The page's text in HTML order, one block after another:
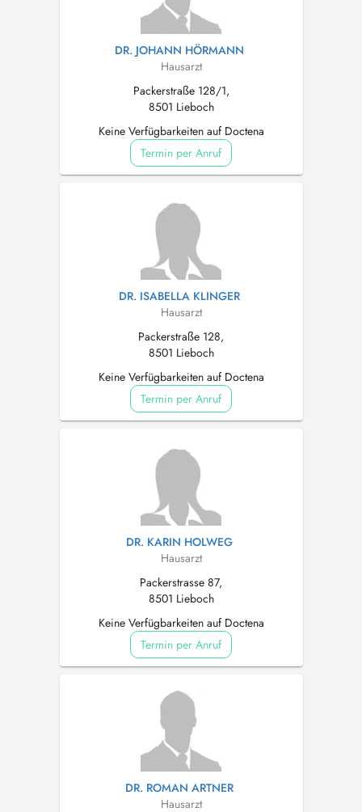
DR. JOHANN HÖRMANN
Hausarzt
Packerstraße 128/1,
8501 Lieboch
Keine Verfügbarkeiten auf Doctena
Termin per Anruf
DR. ISABELLA KLINGER
Hausarzt
Packerstraße 128,
8501 Lieboch
Keine Verfügbarkeiten auf Doctena
Termin per Anruf
DR. KARIN HOLWEG
Hausarzt
Packerstrasse 87,
8501 Lieboch
Keine Verfügbarkeiten auf Doctena
Termin per Anruf
DR. ROMAN ARTNER
Hausarzt